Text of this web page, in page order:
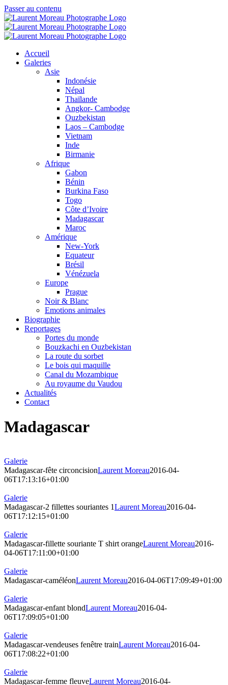
Passer au contenu
Accueil
Galeries
Asie
Indonésie
Népal
Thaïlande
Angkor- Cambodge
Ouzbekistan
Laos – Cambodge
Vietnam
Inde
Birmanie
Afrique
Gabon
Bénin
Burkina Faso
Togo
Côte d’Ivoire
Madagascar
Maroc
Amérique
New-York
Equateur
Brésil
Vénézuela
Europe
Prague
Noir & Blanc
Emotions animales
Biographie
Reportages
Portes du monde
Bouzkachi en Ouzbekistan
La route du sorbet
Le bois qui maquille
Canal du Mozambique
Au royaume du Vaudou
Actualités
Contact
Madagascar
Galerie
Madagascar-fête circoncisionLaurent Moreau2016-04-
06T17:13:16+01:00
Galerie
Madagascar-2 fillettes souriantes 1Laurent Moreau2016-04-
06T17:12:15+01:00
Galerie
Madagascar-fillette souriante T shirt orangeLaurent Moreau2016-
04-06T17:11:00+01:00
Galerie
Madagascar-caméléonLaurent Moreau2016-04-06T17:09:49+01:00
Galerie
Madagascar-enfant blondLaurent Moreau2016-04-
06T17:09:05+01:00
Galerie
Madagascar-vendeuses fenêtre trainLaurent Moreau2016-04-
06T17:08:22+01:00
Galerie
Madagascar-femme fleuveLaurent Moreau2016-04-